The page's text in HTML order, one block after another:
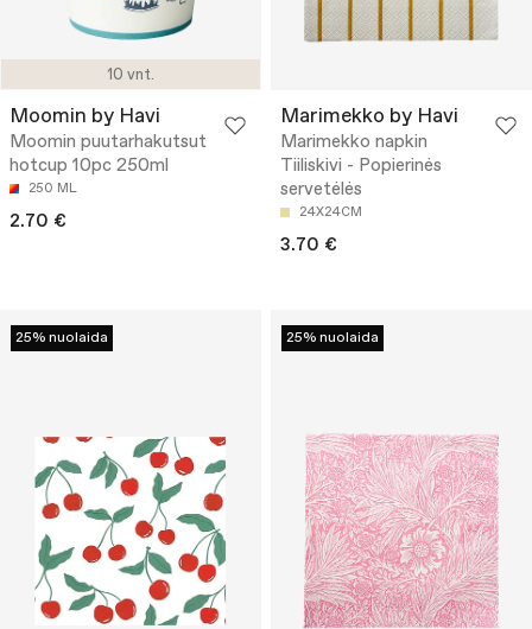
10 vnt.
Moomin by Havi
Moomin puutarhakutsut
hotcup 10pc 250ml
250 ML
2.70 €
Marimekko by Havi
Marimekko napkin
Tiiliskivi - Popierinės
servetėlės
24X24CM
3.70 €
25% nuolaida 25% nuolaida